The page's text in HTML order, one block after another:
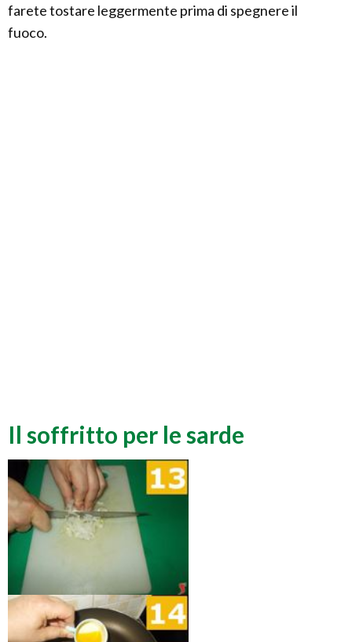
farete tostare leggermente prima di spegnere il
fuoco.
Il soffritto per le sarde